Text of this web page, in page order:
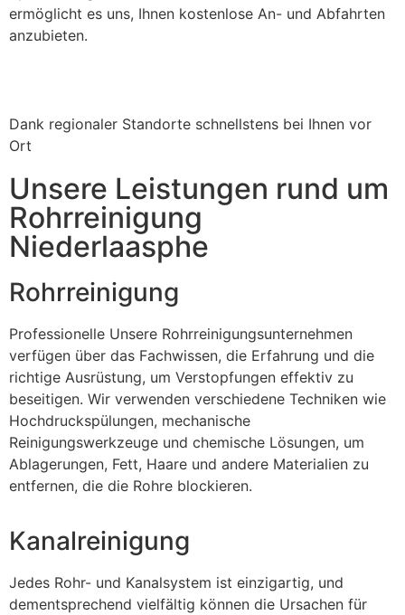
ermöglicht es uns, Ihnen kostenlose An- und Abfahrten
anzubieten.
Dank regionaler Standorte schnellstens bei Ihnen vor
Ort
Unsere Leistungen rund um
Rohrreinigung
Niederlaasphe
Rohrreinigung
Professionelle Unsere Rohrreinigungsunternehmen
verfügen über das Fachwissen, die Erfahrung und die
richtige Ausrüstung, um Verstopfungen effektiv zu
beseitigen. Wir verwenden verschiedene Techniken wie
Hochdruckspülungen, mechanische
Reinigungswerkzeuge und chemische Lösungen, um
Ablagerungen, Fett, Haare und andere Materialien zu
entfernen, die die Rohre blockieren.
Kanalreinigung
Jedes Rohr- und Kanalsystem ist einzigartig, und
dementsprechend vielfältig können die Ursachen für